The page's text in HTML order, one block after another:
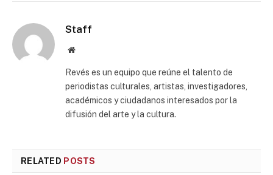
Staff
Website
Revés es un equipo que reúne el talento de
periodistas culturales, artistas, investigadores,
académicos y ciudadanos interesados por la
difusión del arte y la cultura.
RELATED POSTS